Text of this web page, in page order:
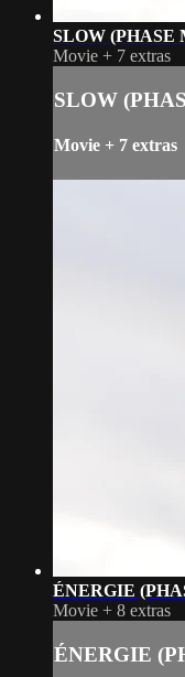
SLOW (PHASE
Movie + 7 extras
SLOW
Movie + 7 extras
ÉNERGIE
Movie + 8 extras
ÉNERGIE